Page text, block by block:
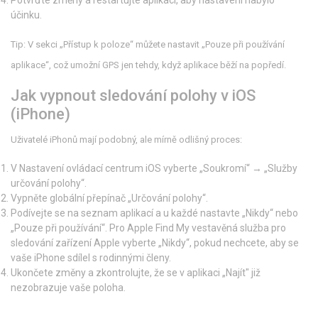
účinku.
Tip: V sekci „Přístup k poloze“ můžete nastavit „Pouze při používání
aplikace“, což umožní GPS jen tehdy, když aplikace běží na popředí.
Jak vypnout sledování polohy v iOS
(iPhone)
Uživatelé iPhonů mají podobný, ale mírně odlišný proces:
V Nastavení ovládací centrum iOS vyberte „Soukromí“ → „Služby
určování polohy“.
Vypněte globální přepínač „Určování polohy“.
Podívejte se na seznam aplikací a u každé nastavte „Nikdy“ nebo
„Pouze při používání“. Pro Apple Find Myvestavěná služba pro
sledování zařízení Apple vyberte „Nikdy“, pokud nechcete, aby se
vaše iPhone sdílel s rodinnými členy.
Ukončete změny a zkontrolujte, že se v aplikaci „Najít" již
nezobrazuje vaše poloha.